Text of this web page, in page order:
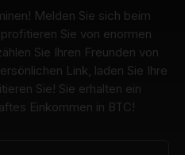
Melden Sie sich beim
Sie von enormen
Sie Ihren Freunden von
Link, laden Sie Ihre
Sie! Sie erhalten ein
Einkommen in BTC!